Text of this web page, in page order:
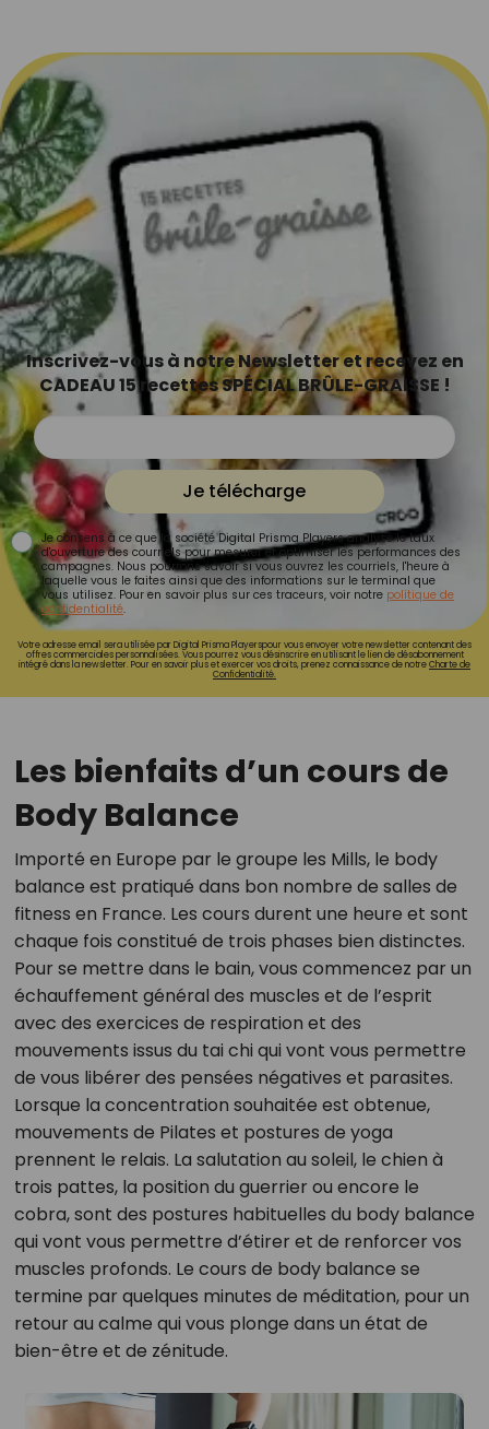
Inscrivez-vous à notre Newsletter et recevez en
CADEAU 15 recettes SPÉCIAL BRÛLE-GRAISSE !
Je télécharge
Je consens à ce que la société Digital Prisma Players analyse le taux
d'ouverture des courriels pour mesurer et optimiser les performances des
campagnes. Nous pourrons savoir si vous ouvrez les courriels, l'heure à
laquelle vous le faites ainsi que des informations sur le terminal que
vous utilisez. Pour en savoir plus sur ces traceurs, voir notre politique de
confidentialité.
Votre adresse email sera utilisée par Digital Prisma Playerspour vous envoyer votre newsletter contenant des
offres commerciales personnalisées. Vous pourrez vous désinscrire en utilisant le lien de désabonnement
intégré dans la newsletter. Pour en savoir plus et exercer vos droits, prenez connaissance de notreCharte de
Confidentialité.
Les bienfaits d’un cours de
Body Balance
Importé en Europe par le groupe les Mills, le body
balance est pratiqué dans bon nombre de salles de
fitness en France. Les cours durent une heure et sont
chaque fois constitué de trois phases bien distinctes.
Pour se mettre dans le bain, vous commencez par un
échauffement général des muscles et de l’esprit
avec des exercices de respiration et des
mouvements issus du tai chi qui vont vous permettre
de vous libérer des pensées négatives et parasites.
Lorsque la concentration souhaitée est obtenue,
mouvements de Pilates et postures de yoga
prennent le relais. La salutation au soleil, le chien à
trois pattes, la position du guerrier ou encore le
cobra, sont des postures habituelles du body balance
qui vont vous permettre d’étirer et de renforcer vos
muscles profonds. Le cours de body balance se
termine par quelques minutes de méditation, pour un
retour au calme qui vous plonge dans un état de
bien-être et de zénitude.